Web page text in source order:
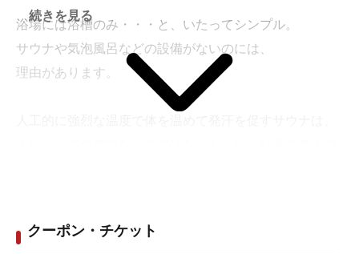
浴場には浴槽のみ・・・と、いたってシンプル。
サウナや気泡風呂などの設備がないのには、
理由があります。
続きを見る
クーポン・チケット